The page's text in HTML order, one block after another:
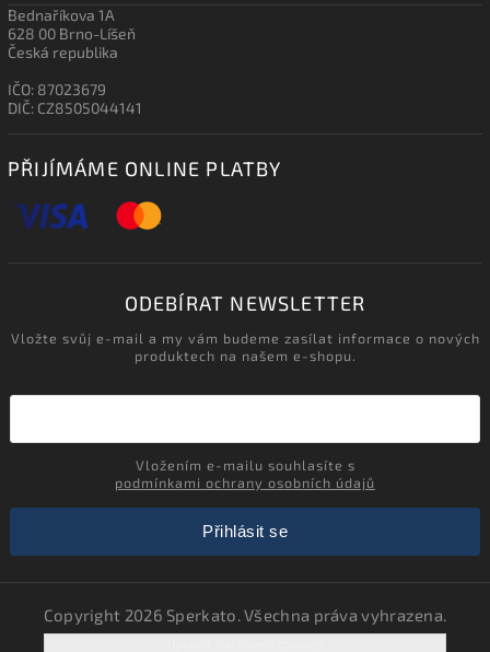
Bednaříkova 1A
628 00 Brno-Líšeň
Česká republika
IČO: 87023679
DIČ: CZ8505044141
PŘIJÍMÁME ONLINE PLATBY
ODEBÍRAT NEWSLETTER
Vložte svůj e-mail a my vám budeme zasílat informace o nových
produktech na našem e-shopu.
podmínkami ochrany osobních údajů
Přihlásit se
Copyright 2026 Sperkato. Všechna práva vyhrazena.